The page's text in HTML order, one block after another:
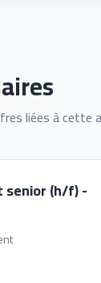
liées à cette
senior (h/f) -